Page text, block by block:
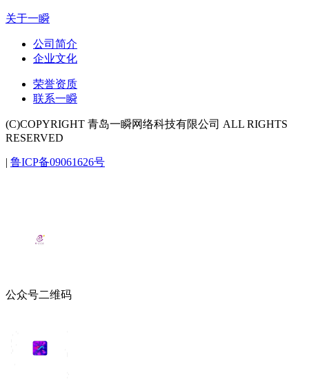
关于一瞬
公司简介
企业文化
荣誉资质
联系一瞬
(C)COPYRIGHT 青岛一瞬网络科技有限公司 ALL RIGHTS
RESERVED
| 鲁ICP备09061626号
公众号二维码